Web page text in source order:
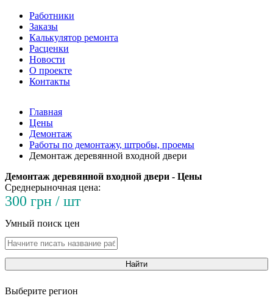
Работники
Заказы
Калькулятор ремонта
Расценки
Новости
О проекте
Контакты
Главная
Цены
Демонтаж
Работы по демонтажу, штробы, проемы
Демонтаж деревянной входной двери
Демонтаж деревянной входной двери - Цены
Среднерыночная цена:
300 грн / шт
Умный поиск цен
Найти
Выберите регион